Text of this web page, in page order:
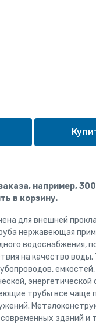
например,
в корзину.
для внешней
нержавеющая
водоснабжения,
на качество
трубы все чаще
зданий и